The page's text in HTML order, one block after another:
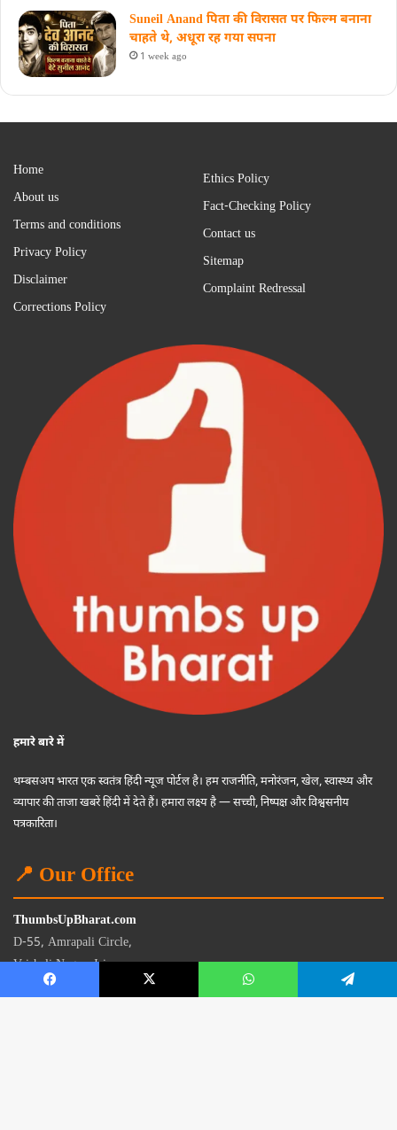
Suneil Anand पिता की विरासत पर फिल्म बनाना
चाहते थे, अधूरा रह गया सपना
1 week ago
Home
About us
Terms and conditions
Privacy Policy
Disclaimer
Corrections Policy
Ethics Policy
Fact-Checking Policy
Contact us
Sitemap
Complaint Redressal
हमारे बारे में
थम्बसअप भारत एक स्वतंत्र हिंदी न्यूज पोर्टल है। हम राजनीति, मनोरंजन, खेल, स्वास्थ्य और
व्यापार की ताजा खबरें हिंदी में देते हैं। हमारा लक्ष्य है — सच्ची, निष्पक्ष और विश्वसनीय
पत्रकारिता।
📍 Our Office
ThumbsUpBharat.com
D-55, Amrapali Circle,
Vaishali Nagar, Jaipur
Rajasthan - 302021